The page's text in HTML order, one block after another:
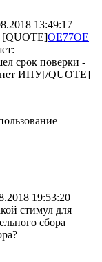
13:49:17
[QUOTE]OE77OE
срок поверки -
нет ИПУ[/QUOTE]
19:53:20
стимул для
сбора